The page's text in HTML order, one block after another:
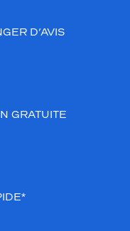
D’AVIS
GRATUITE